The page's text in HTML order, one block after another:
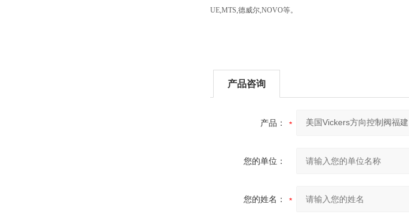
UE,MTS,德威尔,NOVO等。
产品咨询
产品：
您的单位：
您的姓名：